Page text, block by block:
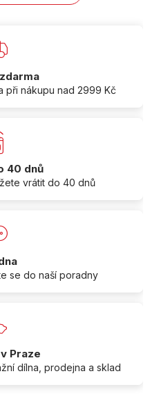
při nákupu nad 2999 Kč
40 dnů
vrátit do 40 dnů
se do naší poradny
Praze
dílna, prodejna a sklad